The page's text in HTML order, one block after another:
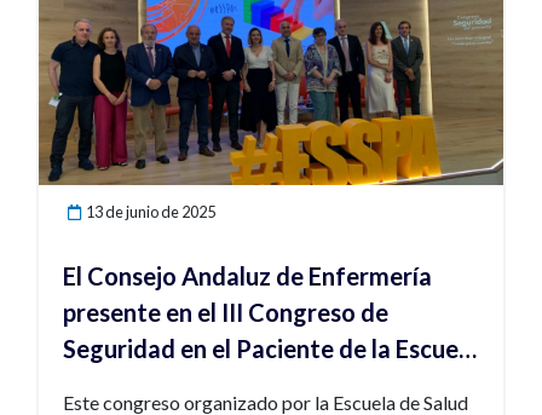
13 de junio de 2025
El Consejo Andaluz de Enfermería
presente en el III Congreso de
Seguridad en el Paciente de la Escuela
Este congreso organizado por la Escuela de Salud